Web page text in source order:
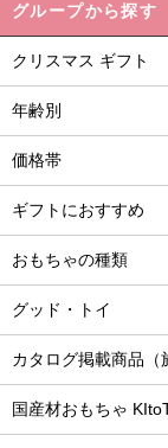
グループから探す
クリスマス ギフト
年齢別
価格帯
ギフトにおすすめ
おもちゃの種類
グッド・トイ
カタログ掲載商品（
国産材おもちゃ